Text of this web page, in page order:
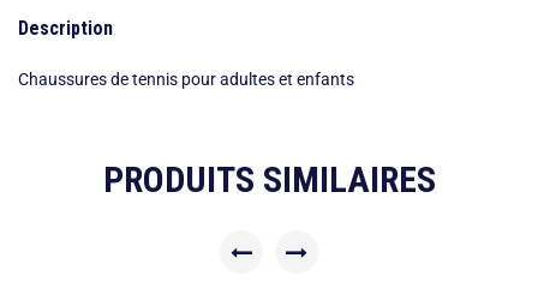
Description
Chaussures de tennis pour adultes et enfants
PRODUITS SIMILAIRES